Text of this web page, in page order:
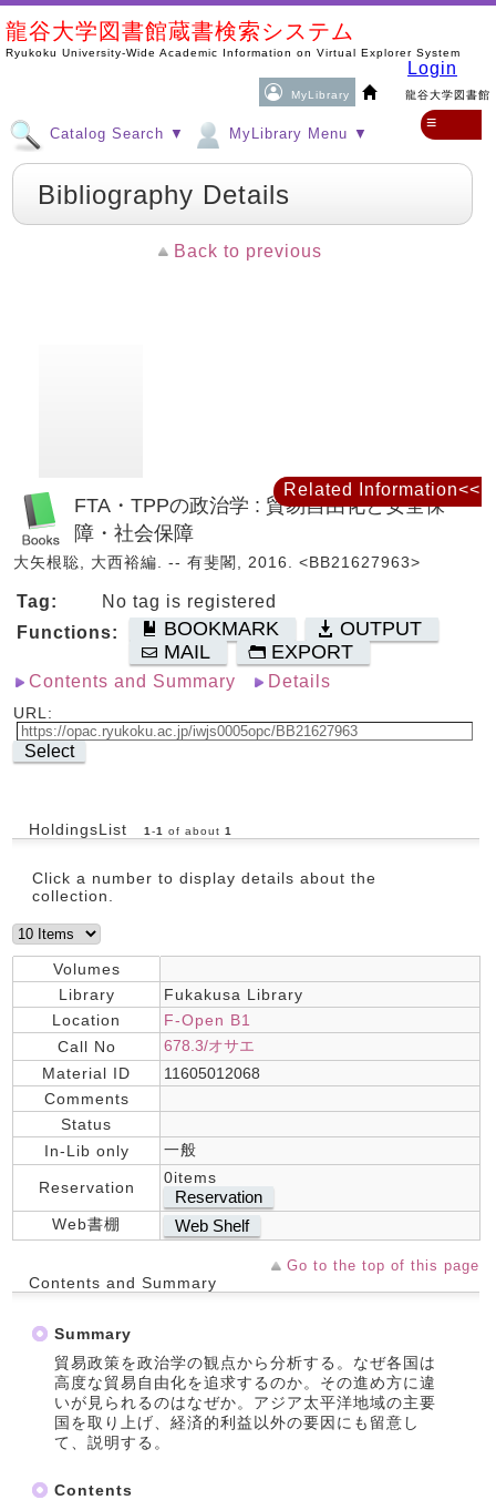
龍谷大学図書館蔵書検索システム
Ryukoku University-Wide Academic Information on Virtual Explorer System
MyLibrary 龍谷大学図書館
Login
Catalog Search ▼ MyLibrary Menu ▼
≡
Bibliography Details
Back to previous
FTA・TPPの政治学 : 貿易自由化と安全保
障・社会保障
大矢根聡, 大西裕編. -- 有斐閣, 2016. <BB21627963>
Tag:
No tag is registered
Functions:
BOOKMARK
OUTPUT
MAIL
EXPORT
Contents and Summary Details
URL:
Select
HoldingsList 1 -1 of about 1
Click a number to display details about the
collection.
Volumes
Library
Fukakusa Library
Location
F-Open B1
Call No
678.3/オサエ
Material ID
11605012068
Comments
Status
In-Lib only
一般
Reservation
0items
Reservation
Web書棚 Web Shelf
Go to the top of this page
Contents and Summary
Summary
貿易政策を政治学の観点から分析する。なぜ各国は
高度な貿易自由化を追求するのか。その進め方に違
いが見られるのはなぜか。アジア太平洋地域の主要
国を取り上げ、経済的利益以外の要因にも留意し
て、説明する。
Contents
Related Information<<